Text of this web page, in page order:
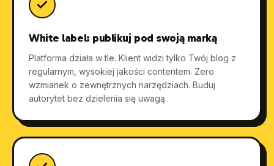
White label: publikuj pod swoją marką
Platforma działa w tle. Klient widzi tylko Twój blog z
regularnym, wysokiej jakości contentem. Zero
wzmianek o zewnętrznych narzędziach. Buduj
autorytet bez dzielenia się uwagą.